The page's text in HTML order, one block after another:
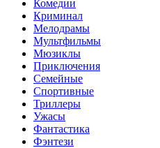
Комедии
Криминал
Мелодрамы
Мультфильмы
Мюзиклы
Приключения
Семейные
Спортивные
Триллеры
Ужасы
Фантастика
Фэнтези